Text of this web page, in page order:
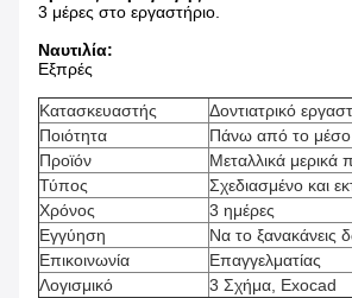
3 μέρες στο εργαστήριο.
Ναυτιλία:
Εξπρές
Κατασκευαστής
Δοντιατρικό
Ποιότητα
Πάνω από το μέσο
Προϊόν
Μεταλλικά μερικά
Τύπος
Σχεδιασμένο και
Χρόνος
3 ημέρες
Εγγύηση
Να το ξανακάνεις
Επικοινωνία
Επαγγελματίας
Λογισμικό
3 Σχήμα, Exocad